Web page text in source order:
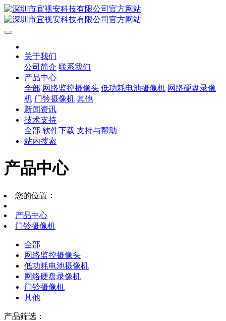
关于我们
公司简介 联系我们
产品中心
全部 网络监控摄像头 低功耗电池摄像机 网络硬盘录像
机 门铃摄像机 其他
新闻资讯
技术支持
全部 软件下载 支持与帮助
站内搜索
产品中心
您的位置：
产品中心
门铃摄像机
全部
网络监控摄像头
低功耗电池摄像机
网络硬盘录像机
门铃摄像机
其他
产品筛选：